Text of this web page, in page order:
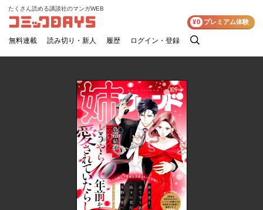
コミックDAYS
たくさん読める講談社のマンガWEB
無料連載 読み切り・新人 履歴 ログイン・登録
検
¥0 プレミアム体験